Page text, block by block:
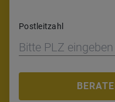
Postleitzahl